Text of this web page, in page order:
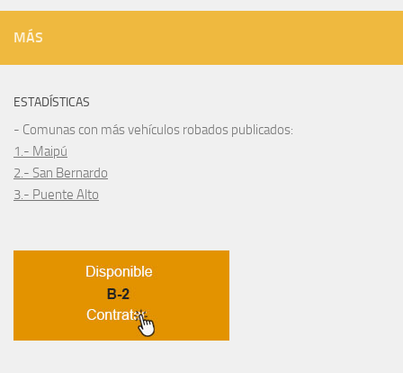
MÁS
ESTADÍSTICAS
- Comunas con más vehículos robados publicados:
1.- Maipú
2.- San Bernardo
3.- Puente Alto